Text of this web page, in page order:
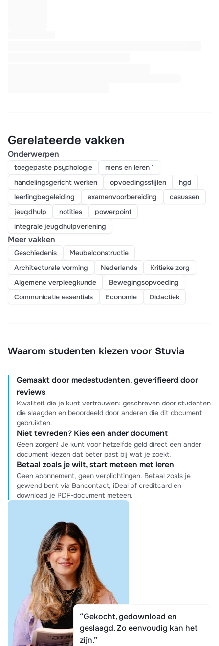
Gerelateerde vakken
Onderwerpen
toegepaste psychologie
mens en leren 1
handelingsgericht werken
opvoedingsstijlen
hgd
leerlingbegeleiding
examenvoorbereiding
casussen
jeugdhulp
notities
powerpoint
integrale jeugdhulpverlening
Meer vakken
Geschiedenis
Meubelconstructie
Architecturale vorming
Nederlands
Kritieke zorg
Algemene verpleegkunde
Bewegingsopvoeding
Communicatie essentials
Economie Didactiek
Waarom studenten kiezen voor Stuvia
Gemaakt door medestudenten, geverifieerd door
reviews
Kwaliteit die je kunt vertrouwen: geschreven door studenten
die slaagden en beoordeeld door anderen die dit document
gebruikten.
Niet tevreden? Kies een ander document
Geen zorgen! Je kunt voor hetzelfde geld direct een ander
document kiezen dat beter past bij wat je zoekt.
Betaal zoals je wilt, start meteen met leren
Geen abonnement, geen verplichtingen. Betaal zoals je
gewend bent via Bancontact, iDeal of creditcard en
download je PDF-document meteen.
“Gekocht, gedownload en
geslaagd. Zo eenvoudig kan het
zijn.”